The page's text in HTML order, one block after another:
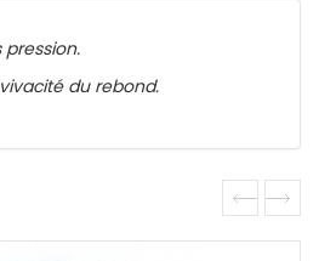
pression.
du rebond.